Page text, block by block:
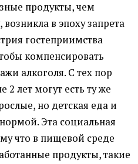
продукты, чем
в эпоху запрета
гостеприимства
компенсировать
алкоголя. С тех пор
2 лет могут есть ту же
но детская еда и
Эта социальная
что в пищевой среде
продукты, такие